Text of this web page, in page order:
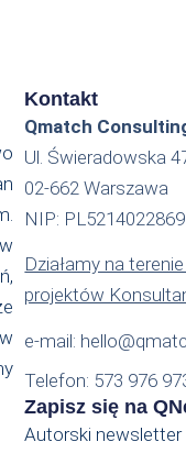
Kontakt
Qmatch
Ul. Świeradowska
02-662 Warszawa
NIP: PL5214022869
Działamy na
projektów
e-mail:
Telefon: 573 976
Zapisz się na
Autorski newsletter